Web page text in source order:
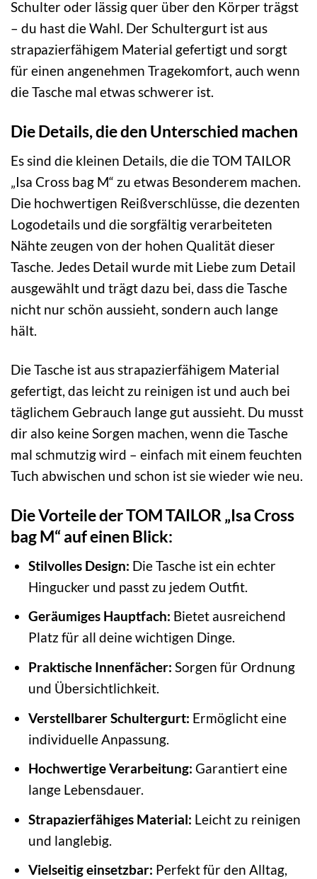
Schulter oder lässig quer über den Körper trägst
– du hast die Wahl. Der Schultergurt ist aus
strapazierfähigem Material gefertigt und sorgt
für einen angenehmen Tragekomfort, auch wenn
die Tasche mal etwas schwerer ist.
Die Details, die den Unterschied machen
Es sind die kleinen Details, die die TOM TAILOR
„Isa Cross bag M“ zu etwas Besonderem machen.
Die hochwertigen Reißverschlüsse, die dezenten
Logodetails und die sorgfältig verarbeiteten
Nähte zeugen von der hohen Qualität dieser
Tasche. Jedes Detail wurde mit Liebe zum Detail
ausgewählt und trägt dazu bei, dass die Tasche
nicht nur schön aussieht, sondern auch lange
hält.
Die Tasche ist aus strapazierfähigem Material
gefertigt, das leicht zu reinigen ist und auch bei
täglichem Gebrauch lange gut aussieht. Du musst
dir also keine Sorgen machen, wenn die Tasche
mal schmutzig wird – einfach mit einem feuchten
Tuch abwischen und schon ist sie wieder wie neu.
Die Vorteile der TOM TAILOR „Isa Cross
bag M“ auf einen Blick:
Stilvolles Design: Die Tasche ist ein echter
Hingucker und passt zu jedem Outfit.
Geräumiges Hauptfach: Bietet ausreichend
Platz für all deine wichtigen Dinge.
Praktische Innenfächer: Sorgen für Ordnung
und Übersichtlichkeit.
Verstellbarer Schultergurt: Ermöglicht eine
individuelle Anpassung.
Hochwertige Verarbeitung: Garantiert eine
lange Lebensdauer.
Strapazierfähiges Material: Leicht zu reinigen
und langlebig.
Vielseitig einsetzbar: Perfekt für den Alltag,